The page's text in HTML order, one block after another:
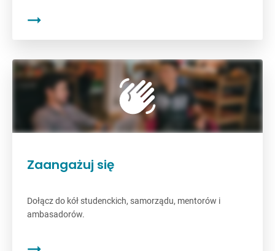
Zaangażuj się
Dołącz do kół studenckich, samorządu, mentorów i
ambasadorów.